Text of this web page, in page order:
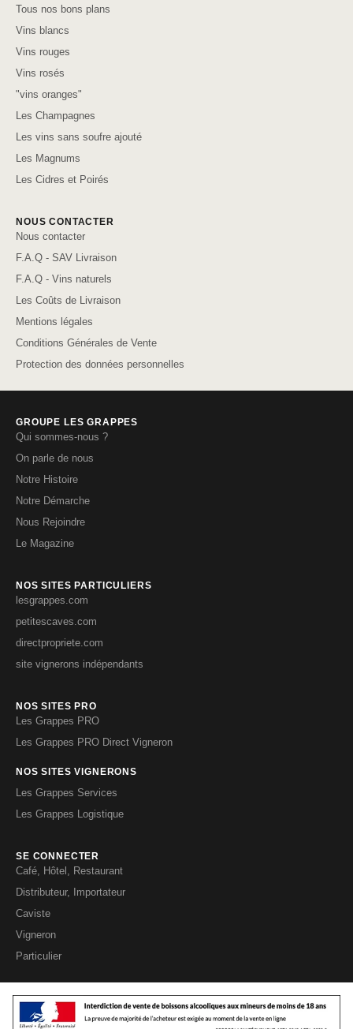
Tous nos bons plans
Vins blancs
Vins rouges
Vins rosés
"vins oranges"
Les Champagnes
Les vins sans soufre ajouté
Les Magnums
Les Cidres et Poirés
NOUS CONTACTER
Nous contacter
F.A.Q - SAV Livraison
F.A.Q - Vins naturels
Les Coûts de Livraison
Mentions légales
Conditions Générales de Vente
Protection des données personnelles
GROUPE LES GRAPPES
Qui sommes-nous ?
On parle de nous
Notre Histoire
Notre Démarche
Nous Rejoindre
Le Magazine
NOS SITES PARTICULIERS
lesgrappes.com
petitescaves.com
directpropriete.com
site vignerons indépendants
NOS SITES PRO
Les Grappes PRO
Les Grappes PRO Direct Vigneron
NOS SITES VIGNERONS
Les Grappes Services
Les Grappes Logistique
SE CONNECTER
Café, Hôtel, Restaurant
Distributeur, Importateur
Caviste
Vigneron
Particulier